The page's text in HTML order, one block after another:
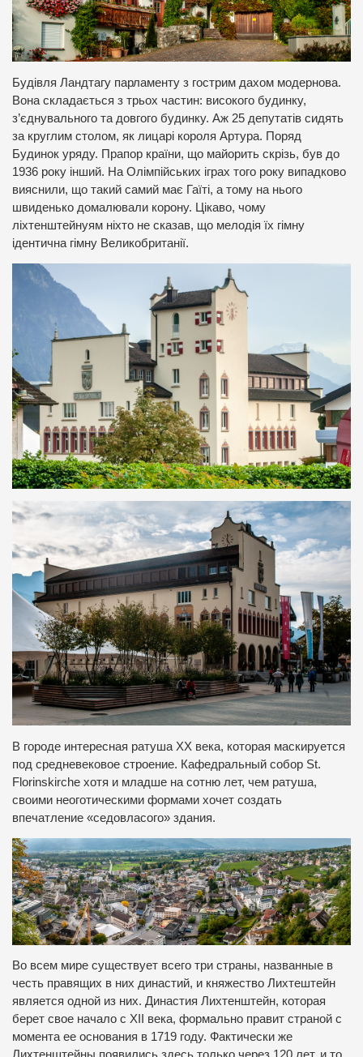
Будівля Ландтагу парламенту з гострим дахом модернова.
Вона складається з трьох частин: високого будинку,
з’єднувального та довгого будинку. Аж 25 депутатів сидять
за круглим столом, як лицарі короля Артура. Поряд
Будинок уряду. Прапор країни, що майорить скрізь, був до
1936 року інший. На Олімпійських іграх того року випадково
вияснили, що такий самий має Гаїті, а тому на нього
швиденько домалювали корону. Цікаво, чому
ліхтенштейнуям ніхто не сказав, що мелодія їх гімну
ідентична гімну Великобританії.
В городе интересная ратуша ХХ века, которая маскируется
под средневековое строение. Кафедральный собор St.
Florinskirche хотя и младше на сотню лет, чем ратуша,
своими неоготическими формами хочет создать
впечатление «седовласого» здания.
Во всем мире существует всего три страны, названные в
честь правящих в них династий, и княжество Лихтештейн
является одной из них. Династия Лихтенштейн, которая
берет свое начало с XII века, формально правит страной с
момента ее основания в 1719 году. Фактически же